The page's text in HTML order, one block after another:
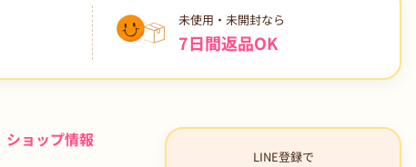
未使用・未開封なら
7日間返品OK
ショップ情報
LINE登録で